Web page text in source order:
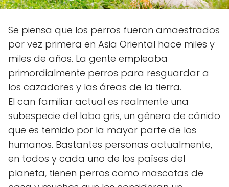
Se piensa que los perros fueron amaestrados
por vez primera en Asia Oriental hace miles y
miles de años. La gente empleaba
primordialmente perros para resguardar a
los cazadores y las áreas de la tierra.
El can familiar actual es realmente una
subespecie del lobo gris, un género de cánido
que es temido por la mayor parte de los
humanos. Bastantes personas actualmente,
en todos y cada uno de los países del
planeta, tienen perros como mascotas de